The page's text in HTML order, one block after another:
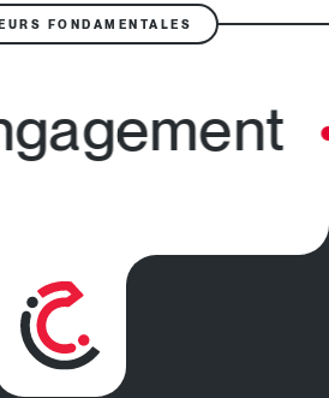
FONDAMENTALES